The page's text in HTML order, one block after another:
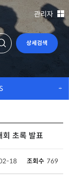
관리자
상세검색
초록 발표
18 조회수 769